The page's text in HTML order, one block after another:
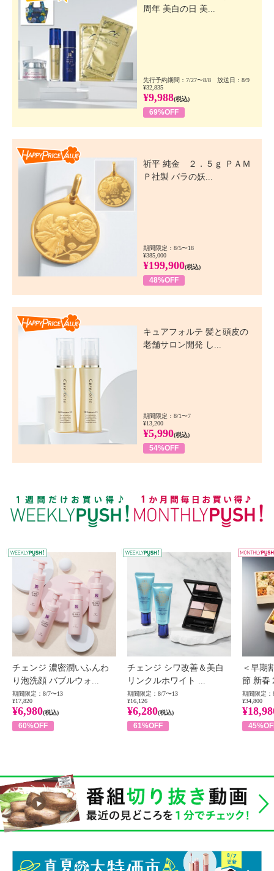
周年 美白の日 美...
先行予約期間：7/27〜8/8 放送日：8/9
¥32,835
¥9,988(税込)
69%OFF
祈平 純金 ２．５ｇ ＰＡＭ
Ｐ社製 バラの妖...
期間限定：8/5〜18
¥385,000
¥199,900(税込)
48%OFF
キュアフォルテ 髪と頭皮の
老舗サロン開発 し...
期間限定：8/1〜7
¥13,200
¥5,990(税込)
54%OFF
WEEKLY PUSH
チェンジ 濃密潤いふんわ
り泡洗顔 バブルウォ...
期間限定：8/7〜13
¥17,820
¥6,980(税込)
60%OFF
チェンジ シワ改善＆美白
リンクルホワイト ...
期間限定：8/7〜13
¥16,126
¥6,280(税込)
61%OFF
＜早期
節 新春
期間限定：
¥34,800